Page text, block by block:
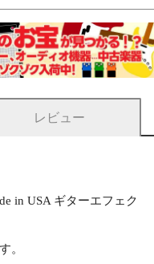
レビュー
in USA ギターエフェク
。